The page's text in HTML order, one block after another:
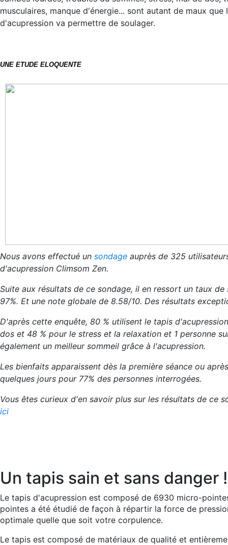
musculaires, manque d'énergie... sont autant de maux que
d'acupression va permettre de soulager.
UNE ETUDE ELOQUENTE
Nous avons effectué un sondage auprès de 325
d'acupression Climsom Zen.
Suite aux résultats de ce sondage, il en ressort un taux
97%. Et une note globale de 8.58/10. Des résultats
D'après cette enquête, 80 % utilisent le tapis
dos et 48 % pour le stress et la relaxation et 1 personne
également un meilleur sommeil grâce à l'acupression.
Les bienfaits apparaissent dès la première séance ou
quelques jours pour 77% des personnes interrogées.
Vous êtes curieux d'en savoir plus sur les résultats de ce
ici
Un tapis sain et sans danger !
Le tapis d'acupression est composé de 6930 micro-
pointes a été étudié de façon à répartir la force de
optimale quelle que soit votre corpulence.
Le tapis est composé de matériaux de qualité et